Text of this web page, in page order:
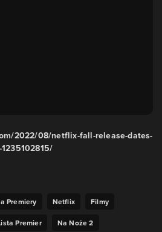
2022/08/netflix-fall-release-dates-
Premiery Netflix
Filmy
Premier
Na Noże 2